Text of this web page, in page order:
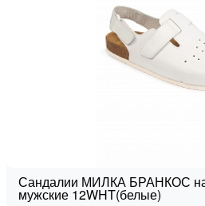
Сандалии МИЛКА БРАНКОС на
мужские 12WHT(белые)